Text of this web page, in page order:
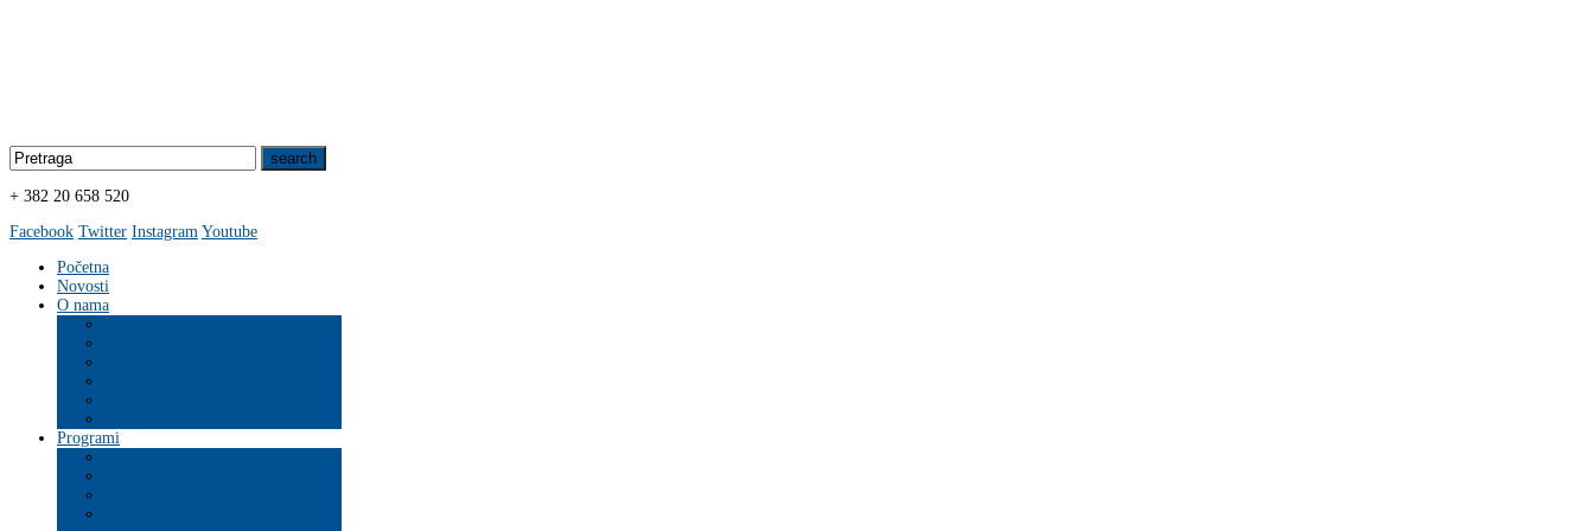
+ 382 20 658 520
Facebook Twitter Instagram Youtube
Početna
Novosti
O nama
Programi